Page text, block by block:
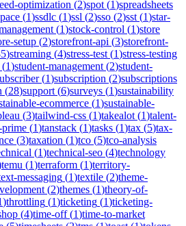
optimization (2)spot (1)spreadsheets
(1)ssdlc (1)ssl (2)sso (2)sst (1)star-
(1)stock-control (1)store
setup (2)storefront-api (3)storefront-
)streaming (4)stress-test (1)stress-testing
(1)student-management (2)student-
(1)subscription (2)subscriptions
(28)support (6)surveys (1)sustainability
ecommerce (1)sustainable-
(3)tailwind-css (1)takealot (1)talent-
(1)tanstack (1)tasks (1)tax (5)tax-
(3)taxation (1)tco (5)tco-analysis
(1)technical-seo (4)technology
temu (1)terraform (1)territory-
messaging (1)textile (2)theme-
(2)themes (1)theory-of-
)throttling (1)ticketing (1)ticketing-
(4)time-off(1)time-to-market